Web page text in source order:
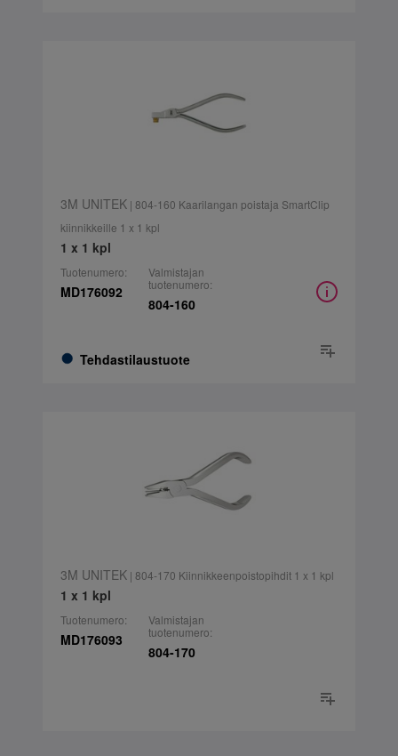
3M UNITEK| 804-160 Kaarilangan poistaja SmartClip
kiinnikkeille 1 x 1 kpl
1 x 1 kpl
Tuotenumero:
MD176092
Tehdastilaustuote
Valmistajan
tuotenumero:
804-160
3M UNITEK| 804-170 Kiinnikkeenpoistopihdit 1 x 1 kpl
1 x 1 kpl
Tuotenumero:
MD176093
Valmistajan
tuotenumero:
804-170